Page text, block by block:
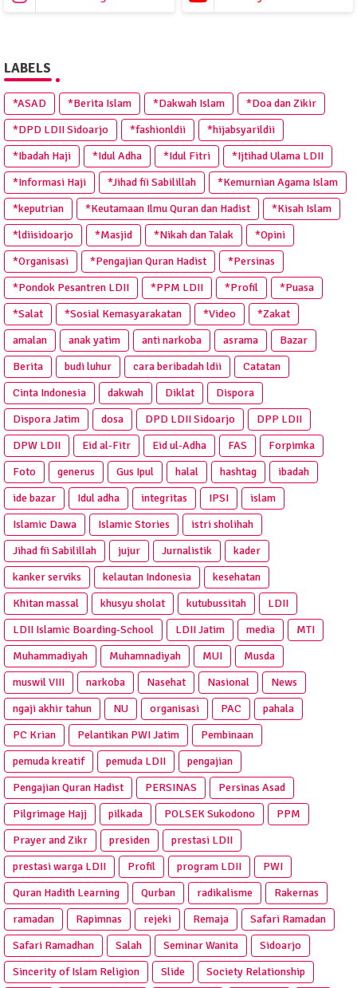
LABELS
*ASAD *Berita Islam *Dakwah Islam
*Doa dan Zikir
*DPD LDII Sidoarjo
*fashionldii
*hijabsyarildii
*Ibadah Haji
*Idul Adha *Idul Fitri
*Ijtihad Ulama LDII
*Informasi Haji
*Jihad fii Sabilillah
*Kemurnian Agama Islam
*keputrian
*Keutamaan Ilmu Quran dan Hadist
*Kisah Islam
*ldiisidoarjo
*Masjid *Nikah dan Talak
*Opini
*Organisasi
*Pengajian Quran Hadist
*Persinas
*Pondok Pesantren LDII
*PPM LDII *Profil
*Puasa
*Salat
*Sosial Kemasyarakatan *Video
*Zakat
amalan
anak yatim anti narkoba asrama
Bazar
Berita
budi luhur cara beribadah ldii
Catatan
Cinta Indonesia
dakwah Diklat
Dispora
Dispora Jatim
dosa DPD LDII Sidoarjo
DPP LDII
DPW LDII
Eid al-Fitr Eid ul-Adha FAS
Forpimka
Foto
generus Gus Ipul halal hashtag
ibadah
ide bazar
Idul adha integritas IPSI
islam
Islamic Dawa
Islamic Stories
istri sholihah
Jihad fii Sabilillah
jujur Jurnalistik
kader
kanker serviks
kelautan Indonesia
kesehatan
Khitan massal
khusyu sholat kutubussitah
LDII
LDII Islamic Boarding-School
LDII Jatim media
MTI
Muhammadiyah
Muhamnadiyah MUI
Musda
muswil VIII
narkoba Nasehat Nasional
News
ngaji akhir tahun
NU organisasi PAC
pahala
PC Krian
Pelantikan PWI Jatim
Pembinaan
pemuda kreatif
pemuda LDII
pengajian
Pengajian Quran Hadist
PERSINAS
Persinas Asad
Pilgrimage Hajj
pilkada POLSEK Sukodono
PPM
Prayer and Zikr
presiden
prestasi LDII
prestasi warga LDII
Profil program LDII
PWI
Quran Hadith Learning
Qurban radikalisme
Rakernas
ramadan
Rapimnas rejeki Remaja
Safari Ramadan
Safari Ramadhan
Salah Seminar Wanita
Sidoarjo
Sincerity of Islam Religion
Slide
Society Relationship